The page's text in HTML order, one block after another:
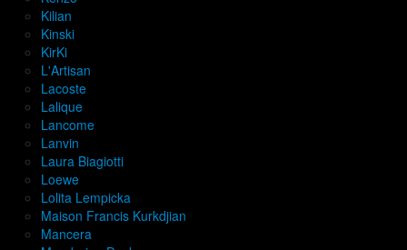
Kilian
Kinski
KirKi
L'Artisan
Lacoste
Lalique
Lancome
Lanvin
Laura Biagiotti
Loewe
Lolita Lempicka
Maison Francis Kurkdjian
Mancera